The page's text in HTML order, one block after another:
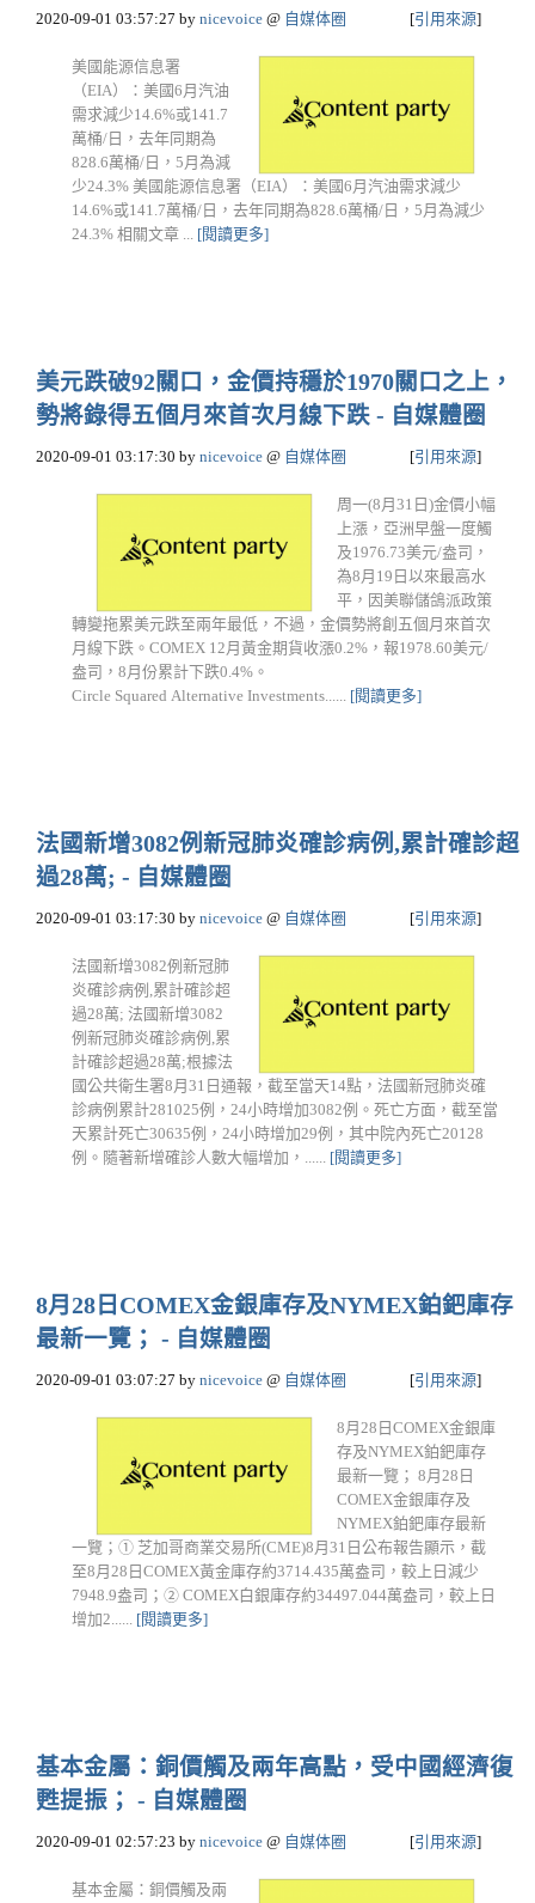
2020-09-01 03:57:27 by nicevoice @ 自媒体圈 [引用來源]
美國能源信息署
（EIA）：美國6月汽油
需求減少14.6%或141.7
萬桶/日，去年同期為
828.6萬桶/日，5月為減
少24.3% 美國能源信息署（EIA）：美國6月汽油需求減少
14.6%或141.7萬桶/日，去年同期為828.6萬桶/日，5月為減少
24.3% 相關文章 ... [閱讀更多]
美元跌破92關口，金價持穩於1970關口之上，
勢將錄得五個月來首次月線下跌 - 自媒體圈
2020-09-01 03:17:30 by nicevoice @ 自媒体圈 [引用來源]
周一(8月31日)金價小幅
上漲，亞洲早盤一度觸
及1976.73美元/盎司，
為8月19日以來最高水
平，因美聯儲鴿派政策
轉變拖累美元跌至兩年最低，不過，金價勢將創五個月來首次
月線下跌。COMEX 12月黃金期貨收漲0.2%，報1978.60美元/
盎司，8月份累計下跌0.4%。
Circle Squared Alternative Investments...... [閱讀更多]
法國新增3082例新冠肺炎確診病例,累計確診超
過28萬; - 自媒體圈
2020-09-01 03:17:30 by nicevoice @ 自媒体圈 [引用來源]
法國新增3082例新冠肺
炎確診病例,累計確診超
過28萬; 法國新增3082
例新冠肺炎確診病例,累
計確診超過28萬;根據法
國公共衛生署8月31日通報，截至當天14點，法國新冠肺炎確
診病例累計281025例，24小時增加3082例。死亡方面，截至當
天累計死亡30635例，24小時增加29例，其中院內死亡20128
例。隨著新增確診人數大幅增加，...... [閱讀更多]
8月28日COMEX金銀庫存及NYMEX鉑鈀庫存
最新一覽； - 自媒體圈
2020-09-01 03:07:27 by nicevoice @ 自媒体圈 [引用來源]
8月28日COMEX金銀庫
存及NYMEX鉑鈀庫存
最新一覽； 8月28日
COMEX金銀庫存及
NYMEX鉑鈀庫存最新
一覽；① 芝加哥商業交易所(CME)8月31日公布報告顯示，截
至8月28日COMEX黃金庫存約3714.435萬盎司，較上日減少
7948.9盎司；② COMEX白銀庫存約34497.044萬盎司，較上日
增加2...... [閱讀更多]
基本金屬：銅價觸及兩年高點，受中國經濟復
甦提振； - 自媒體圈
2020-09-01 02:57:23 by nicevoice @ 自媒体圈 [引用來源]
基本金屬：銅價觸及兩